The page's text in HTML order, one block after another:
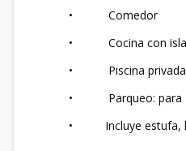
• Comedor
• Cocina con isla
• Piscina privada
• Parqueo: para 2
• Incluye estufa,